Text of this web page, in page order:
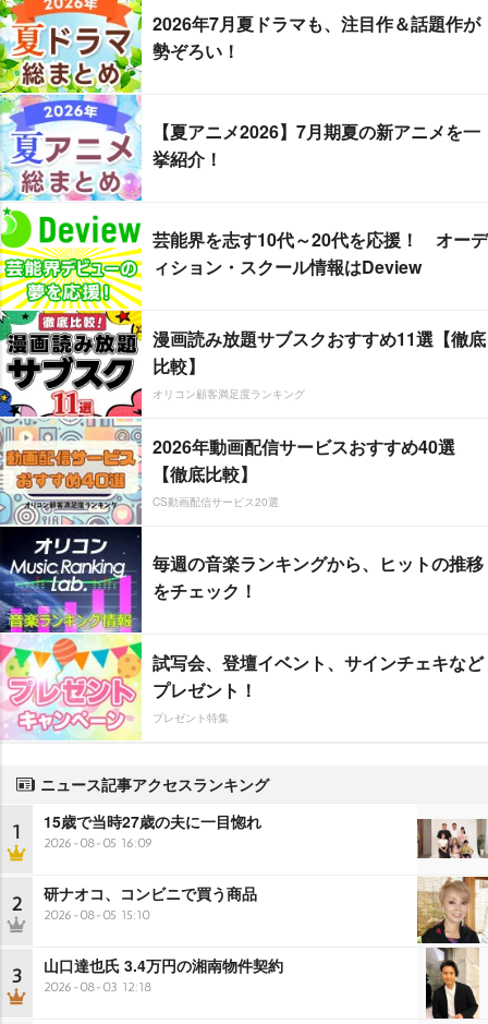
2026年7月夏ドラマも、注目作＆話題作が
勢ぞろい！
【夏アニメ2026】7月期夏の新アニメを一
挙紹介！
芸能界を志す10代～20代を応援！ オーデ
ィション・スクール情報はDeview
漫画読み放題サブスクおすすめ11選【徹底
比較】
オリコン顧客満足度ランキング
2026年動画配信サービスおすすめ40選
【徹底比較】
CS動画配信サービス20選
毎週の音楽ランキングから、ヒットの推移
をチェック！
試写会、登壇イベント、サインチェキなど
プレゼント！
プレゼント特集
ニュース記事アクセスランキング
1 15歳で当時27歳の夫に一目惚れ
2026-08-05 16:09
2 研ナオコ、コンビニで買う商品
2026-08-05 15:10
3 山口達也氏 3.4万円の湘南物件契約
2026-08-03 12:18